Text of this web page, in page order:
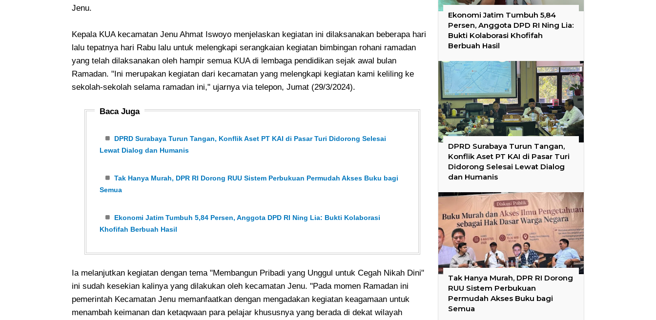
Jenu.
Kepala KUA kecamatan Jenu Ahmat Iswoyo menjelaskan kegiatan ini dilaksanakan beberapa hari
lalu tepatnya hari Rabu lalu untuk melengkapi serangkaian kegiatan bimbingan rohani ramadan
yang telah dilaksanakan oleh hampir semua KUA di lembaga pendidikan sejak awal bulan
Ramadan. "Ini merupakan kegiatan dari kecamatan yang melengkapi kegiatan kami keliling ke
sekolah-sekolah selama ramadan ini," ujarnya via telepon, Jumat (29/3/2024).
Baca Juga
DPRD Surabaya Turun Tangan, Konflik Aset PT KAI di Pasar Turi Didorong Selesai
Lewat Dialog dan Humanis
Tak Hanya Murah, DPR RI Dorong RUU Sistem Perbukuan Permudah Akses Buku bagi
Semua
Ekonomi Jatim Tumbuh 5,84 Persen, Anggota DPD RI Ning Lia: Bukti Kolaborasi
Khofifah Berbuah Hasil
Ia melanjutkan kegiatan dengan tema "Membangun Pribadi yang Unggul untuk Cegah Nikah Dini"
ini sudah kesekian kalinya yang dilakukan oleh kecamatan Jenu. "Pada momen Ramadan ini
pemerintah Kecamatan Jenu memanfaatkan dengan mengadakan kegiatan keagamaan untuk
menambah keimanan dan ketaqwaan para pelajar khususnya yang berada di dekat wilayah
Ekonomi Jatim Tumbuh 5,84
Persen, Anggota DPD RI Ning Lia:
Bukti Kolaborasi Khofifah
Berbuah Hasil
DPRD Surabaya Turun Tangan,
Konflik Aset PT KAI di Pasar Turi
Didorong Selesai Lewat Dialog
dan Humanis
Tak Hanya Murah, DPR RI Dorong
RUU Sistem Perbukuan
Permudah Akses Buku bagi
Semua